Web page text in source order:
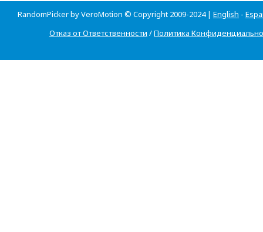
RandomPicker by VeroMotion © Copyright 2009-2024 | English -
Отказ от Ответственности /Политика